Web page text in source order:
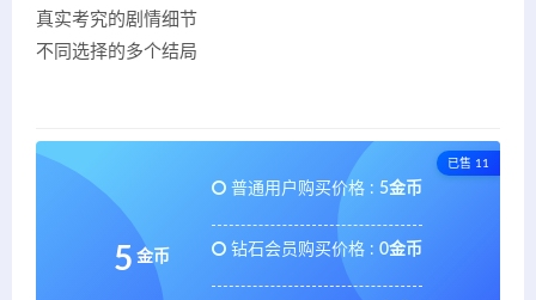
真实考究的剧情细节
不同选择的多个结局
已售 11
5 金币
普通用户购买价格 : 5金币
钻石会员购买价格 : 0金币